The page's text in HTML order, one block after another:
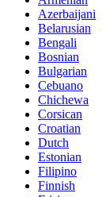
Azerbaijani
Belarusian
Bengali
Bosnian
Bulgarian
Cebuano
Chichewa
Corsican
Croatian
Dutch
Estonian
Filipino
Finnish